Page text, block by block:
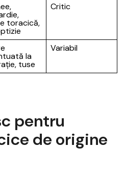
toracică,
Critic
la
tuse
Variabil
pentru
de origine